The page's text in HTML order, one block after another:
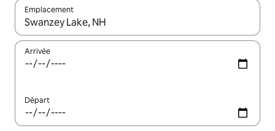
Emplacement
Quand les résultats sont affichés, parcourez-les en utilisant
Arrivée
Départ